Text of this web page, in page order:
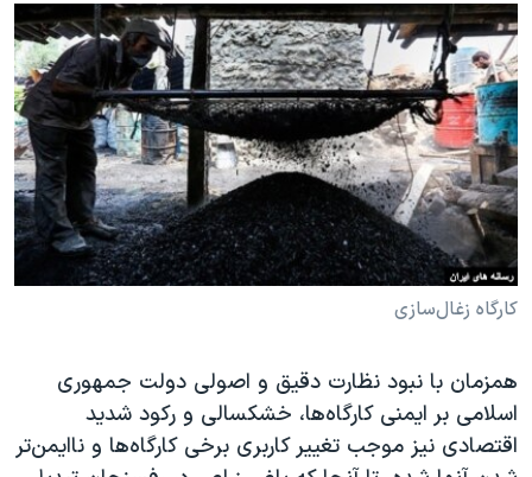
ویدیوها
فرهنگ و زندگی
حقوق شهروندی
اقتصادی
علم و فناوری
اسرائیل در جنگ
بایگانی برنامه‌های تلویزیونی
مستندها
انتخابات ریاست جمهوری آمریکا ۲۰۲۴
حمله جمهوری اسلامی به اسرائیل
رمز مهسا
ورزش زنان در ایران
تریبونال مردمی آبان ۹۸
دادگاه حمید نوری
چهل سال گروگان‌گیری
یادگیری زبان انگلیسی
دنبال کنید
زبانهای مختلف
کارگاه زغال‌سازی
همزمان با نبود نظارت دقیق و اصولی دولت جمهوری
اسلامی بر ایمنی کارگاه‌ها، خشکسالی و رکود شدید
اقتصادی نیز موجب تغییر کاربری برخی کارگاه‌ها و ناایمن‌تر